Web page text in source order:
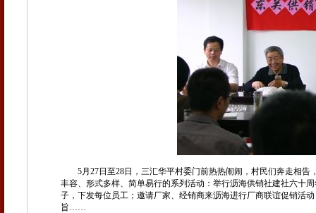
5月 27日至28日，三汇华平村委门前热热闹闹，村民们奔走相告
丰容、形式多样、简单易行的系列活动： 举行沥海供销社建社六十
子，下发每位员工； 邀请厂家、经销商来沥海进行厂商联谊促销活
旨……